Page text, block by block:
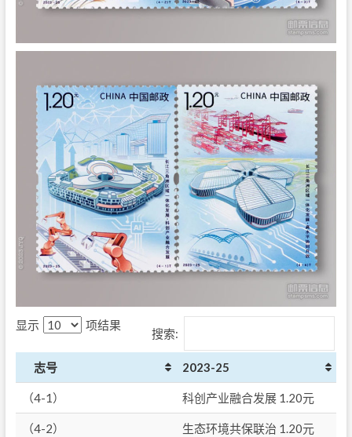
显示 项结果
搜索:
志号 2023-25
（4-1） 科创产业融合发展 1.20元
（4-2） 生态环境共保联治 1.20元